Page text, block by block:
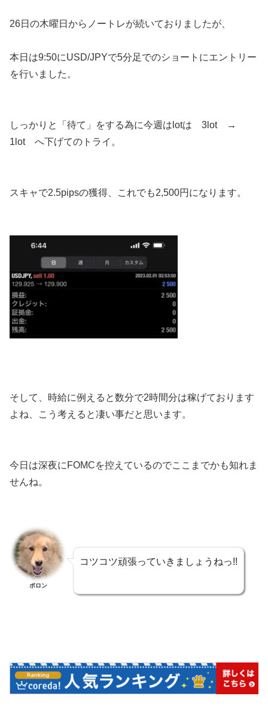
26日の木曜日からノートレが続いておりましたが、
本日は9:50にUSD/JPYで5分足でのショートにエントリー
を行いました。
しっかりと「待て」をする為に今週はlotは 3lot →
1lot へ下げてのトライ。
スキャで2.5pipsの獲得、これでも2,500円になります。
そして、時給に例えると数分で2時間分は稼げております
よね、こう考えると凄い事だと思います。
今日は深夜にFOMCを控えているのでここまでかも知れま
せんね。
ポロン
コツコツ頑張っていきましょうねっ!!